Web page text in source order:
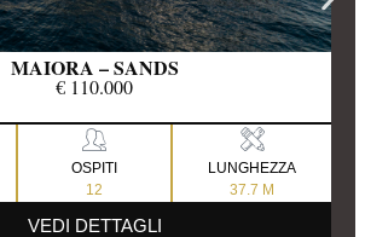
MAIORA – SANDS
€ 110.000
OSPITI
12
LUNGHEZZA
37.7 M
VEDI DETTAGLI